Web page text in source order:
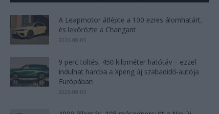
A Leapmotor átlépte a 100 ezres álomhatárt,
és lekörözte a Changant
2026-08-05
9 perc töltés, 450 kilométer hatótáv – ezzel
indulhat harcba a Xpeng új szabadidő-autója
Európában
2026-08-05